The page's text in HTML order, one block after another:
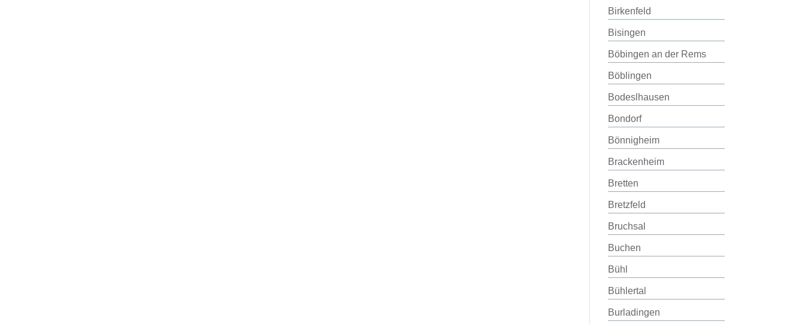
Birkenfeld
Bisingen
Böbingen an der Rems
Böblingen
Bodeslhausen
Bondorf
Bönnigheim
Brackenheim
Bretten
Bretzfeld
Bruchsal
Buchen
Bühl
Bühlertal
Burladingen